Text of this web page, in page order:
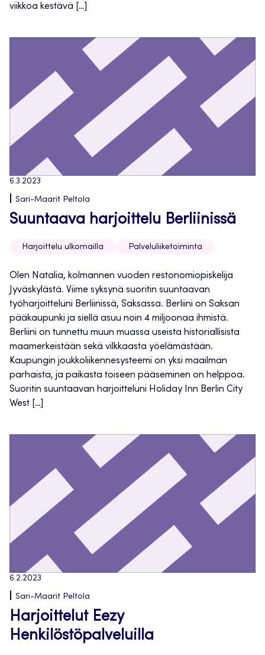
viikkoa kestävä […]
6.3.2023
Sari-Maarit Peltola
Suuntaava harjoittelu Berliinissä
Harjoittelu ulkomailla Palveluliiketoiminta
Olen Natalia, kolmannen vuoden restonomiopiskelija
Jyväskylästä. Viime syksynä suoritin suuntaavan
työharjoitteluni Berliinissä, Saksassa. Berliini on Saksan
pääkaupunki ja siellä asuu noin 4 miljoonaa ihmistä.
Berliini on tunnettu muun muassa useista historiallisista
maamerkeistään sekä vilkkaasta yöelämästään.
Kaupungin joukkoliikennesysteemi on yksi maailman
parhaista, ja paikasta toiseen pääseminen on helppoa.
Suoritin suuntaavan harjoitteluni Holiday Inn Berlin City
West […]
6.2.2023
Sari-Maarit Peltola
Harjoittelut Eezy
Henkilöstöpalveluilla